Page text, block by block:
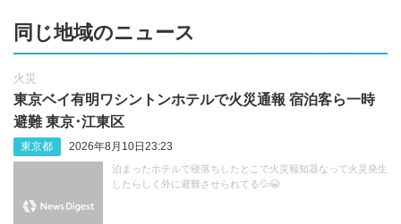
同じ地域のニュース
火災
東京ベイ有明ワシントンホテルで火災通報 宿泊客ら一時
避難 東京･江東区
東京都 2026年8月10日23:23
泊まったホテルで寝落ちしたとこで火災報知器なって火災発生
したらしく外に避難させられてる💦😭